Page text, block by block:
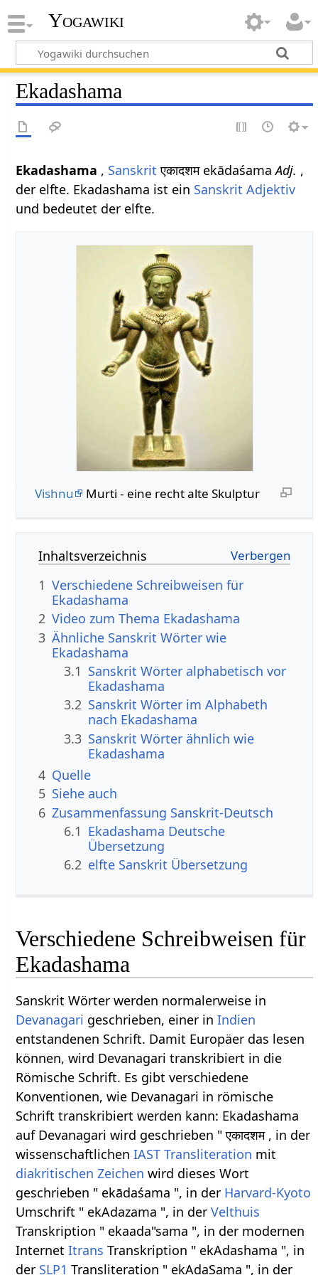
Yogawiki
Ekadashama
Ekadashama , Sanskrit एकादशम ekādaśamaAdj. ,
der elfte. Ekadashama ist ein Sanskrit Adjektiv
und bedeutet der elfte.
Vishnu Murti - eine recht alte Skulptur
Inhaltsverzeichnis
1 Verschiedene Schreibweisen für
Ekadashama
2 Video zum Thema Ekadashama
3 Ähnliche Sanskrit Wörter wie
Ekadashama
3.1 Sanskrit Wörter alphabetisch vor
Ekadashama
3.2 Sanskrit Wörter im Alphabeth
nach Ekadashama
3.3 Sanskrit Wörter ähnlich wie
Ekadashama
4 Quelle
5 Siehe auch
6 Zusammenfassung Sanskrit-Deutsch
6.1 Ekadashama Deutsche
Übersetzung
6.2 elfte Sanskrit Übersetzung
Verschiedene Schreibweisen für
Ekadashama
Sanskrit Wörter werden normalerweise in
Devanagari geschrieben, einer inIndien
entstandenen Schrift. Damit Europäer das lesen
können, wird Devanagari transkribiert in die
Römische Schrift. Es gibt verschiedene
Konventionen, wie Devanagari in römische
Schrift transkribiert werden kann: Ekadashama
auf Devanagari wird geschrieben " एकादशम , in der
wissenschaftlichenIAST Transliteration mit
diakritischen Zeichen wird dieses Wort
geschrieben " ekādaśama ", in der Harvard-Kyoto
Umschrift " ekAdazama ", in derVelthuis
Transkription " ekaada"sama ", in der modernen
InternetItrans Transkription " ekAdashama ", in
der SLP1 Transliteration " ekAdaSama ", in der